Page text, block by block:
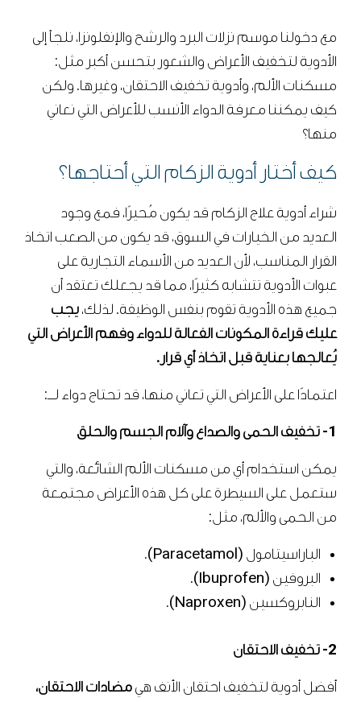
مع دخولنا موسم نزلات البرد والرشح والإنفلونزا، نلجأ إلى
الأدوية لتخفيف الأعراض والشعور بتحسن أكبر مثل:
مسكنات الألم، وأدوية تخفيف الاحتقان، وغيرها. ولكن
كيف يمكننا معرفة الدواء الأنسب للأعراض التي نعاني
منها؟
كيف أختار أدوية الزكام التي أحتاجها؟
شراء أدوية علاج الزكام قد يكون مُحيرًا، فمع وجود
العديد من الخيارات في السوق، قد يكون من الصعب اتخاذ
القرار المناسب، لأن العديد من الأسماء التجارية على
عبوات الأدوية تتشابه كثيرًا، مما قد يجعلك تعتقد أن
جميع هذه الأدوية تقوم بنفس الوظيفة. لذلك،يجب
عليك قراءة المكونات الفعالة للدواء وفهم الأعراض التي
يُعالجها بعناية قبل اتخاذ أي قرار.
اعتمادًا على الأعراض التي تعاني منها، قد تحتاج دواء لـــ:
1- تخفيف الحمى والصداع وآلام الجسم والحلق
يمكن استخدام أي من مسكنات الألم الشائعة، والتي
ستعمل على السيطرة على كل هذه الأعراض مجتمعة
من الحمى والألم، مثل:
الباراسيتامول (Paracetamol).
البروفين (Ibuprofen).
النابروكسين (Naproxen).
2- تخفيف الاحتقان
أفضل أدوية لتخفيف احتقان الأنف هيمضادات الاحتقان،